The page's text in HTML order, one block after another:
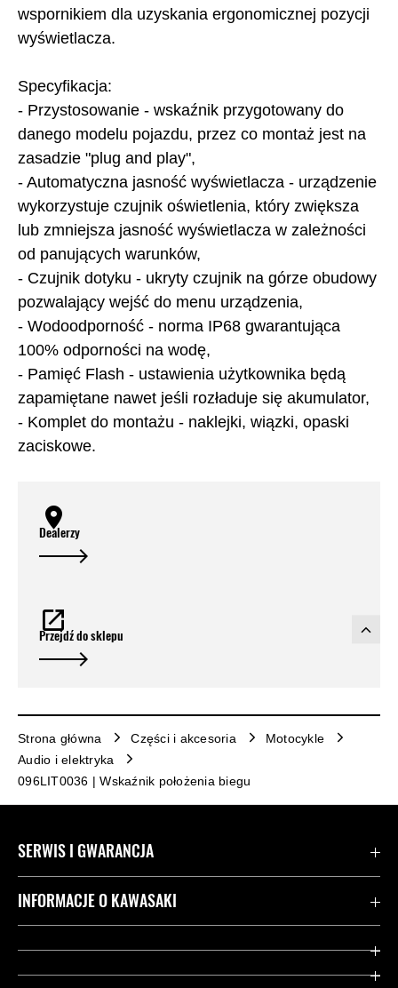
wspornikiem dla uzyskania ergonomicznej pozycji
wyświetlacza.
Specyfikacja:
- Przystosowanie - wskaźnik przygotowany do
danego modelu pojazdu, przez co montaż jest na
zasadzie "plug and play",
- Automatyczna jasność wyświetlacza - urządzenie
wykorzystuje czujnik oświetlenia, który zwiększa
lub zmniejsza jasność wyświetlacza w zależności
od panujących warunków,
- Czujnik dotyku - ukryty czujnik na górze obudowy
pozwalający wejść do menu urządzenia,
- Wodoodporność - norma IP68 gwarantująca
100% odporności na wodę,
- Pamięć Flash - ustawienia użytkownika będą
zapamiętane nawet jeśli rozładuje się akumulator,
- Komplet do montażu - naklejki, wiązki, opaski
zaciskowe.
Dealerzy
Przejdź do sklepu
Strona główna Części i akcesoria
Motocykle
Audio i elektryka
096LIT0036 | Wskaźnik położenia biegu
SERWIS I GWARANCJA
Kontakt
Przydatne strony
INFORMACJE O KAWASAKI
Dziedzictwo Kawasaki